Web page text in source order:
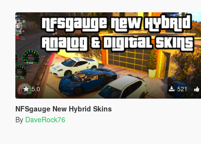
5.0 521
NFSgauge New Hybrid Skins
By DaveRock76